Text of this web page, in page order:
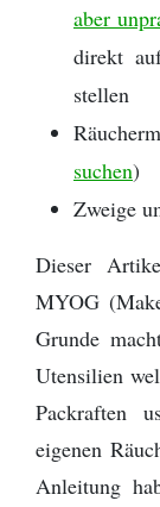
aber
direkt
stellen
suchen)
Zweige
Dieser
MYOG
Grunde
Utensilien
Packraften
eigenen
Anleitung